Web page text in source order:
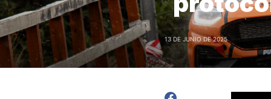
13 DE JUNIO DE 2025